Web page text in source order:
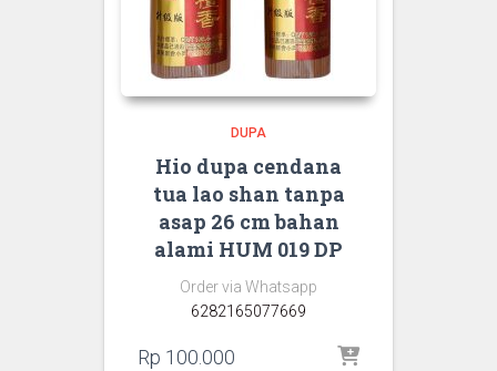
DUPA
Hio dupa cendana
tua lao shan tanpa
asap 26 cm bahan
alami HUM 019 DP
Order via Whatsapp
6282165077669
Rp 100.000